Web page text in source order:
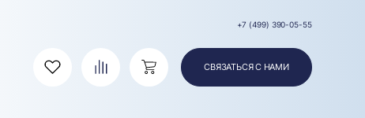
+7 (499) 390-05-55
Избранное СравнениеКорзина СВЯЗАТЬСЯ С НАМИ